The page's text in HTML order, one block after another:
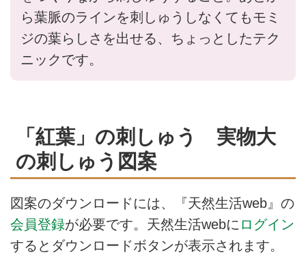
ら葉脈のラインを刺しゅうしなくてもモミ
ジの葉らしさを出せる、ちょっとしたテク
ニックです。
「紅葉」の刺しゅう 実物大
の刺しゅう図案
図案のダウンロードには、『天然生活web』の
会員登録が必要です。天然生活webに ログイン
するとダウンロードボタンが表示されます。